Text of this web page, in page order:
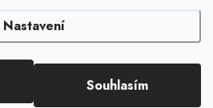
Nastavení
Souhlasím
Vytvořil Shoptet
A NÁŘADÍ. Všechna práva vyhrazena.
nastavení cookies